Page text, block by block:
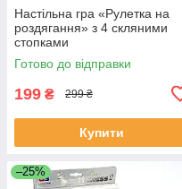
Настільна гра «Рулетка на
роздягання» з 4 скляними
стопками
Готово до відправки
199 ₴ 299 ₴
Купити
–25%